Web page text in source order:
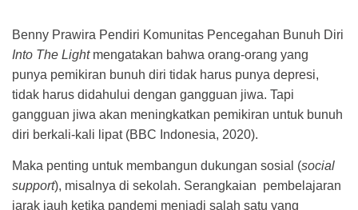
Benny Prawira Pendiri Komunitas Pencegahan Bunuh Diri
Into The Lightmengatakan bahwa orang-orang yang
punya pemikiran bunuh diri tidak harus punya depresi,
tidak harus didahului dengan gangguan jiwa. Tapi
gangguan jiwa akan meningkatkan pemikiran untuk bunuh
diri berkali-kali lipat (BBC Indonesia, 2020).
Maka penting untuk membangun dukungan sosial (social
support), misalnya di sekolah. Serangkaian pembelajaran
jarak jauh ketika pandemi menjadi salah satu yang